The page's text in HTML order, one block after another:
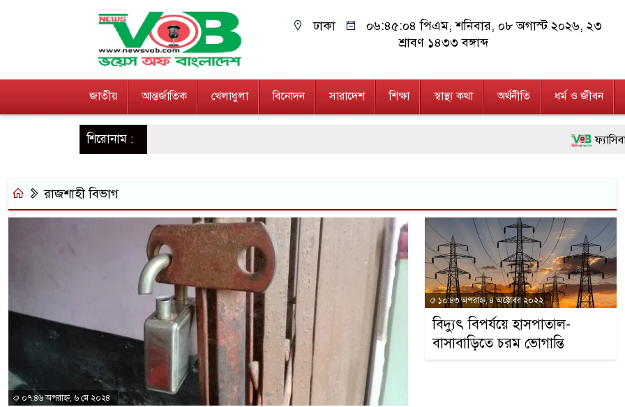
ঢাকা ০৬:৪৫:০৪ পিএম, শনিবার, ০৮ অগাস্ট ২০২৬, ২৩
শ্রাবণ ১৪৩৩ বঙ্গাব্দ
জাতীয় আন্তর্জাতিক খেলাধুলা বিনোদন সারাদেশ শিক্ষা স্বাস্থ্য কথা অর্থনীতি ধর্ম ও জীবন
শিরোনাম :
জনগণ
২৮ লাখ
নেতৃত্ব ও
অবৈধ
ডাকাতির
রাজশাহী বিভাগ
০৭:৪৬ অপরাহ্ন, ৬ মে ২০২৪
১০:৪৩ অপরাহ্ন, ৪ অক্টোবর ২০২২
বিদ্যুৎ বিপর্যয়ে হাসপাতাল-
বাসাবাড়িতে চরম ভোগান্তি